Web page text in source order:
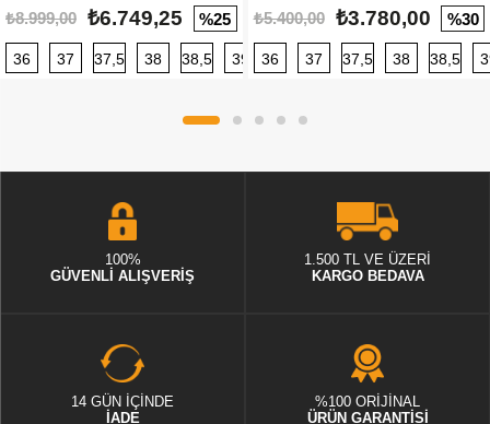
₺8.999,00 ₺6.749,25 %25
36 37 37,5 38 38,5 39 40 40,5 41 42 42,5
₺5.400,00 ₺3.780,00 %30
36 37 37,5 38 38,5
100%
GÜVENLİ ALIŞVERİŞ
1.500 TL VE ÜZERİ
KARGO BEDAVA
14 GÜN İÇİNDE
İADE
%100 ORİJİNAL
ÜRÜN GARANTİSİ